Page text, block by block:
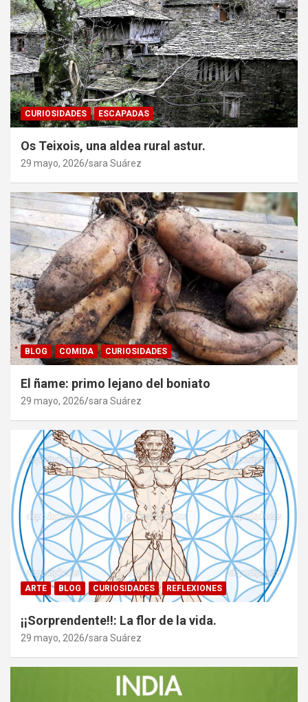
CURIOSIDADES ESCAPADAS
Os Teixois, una aldea rural astur.
29 mayo, 2026 sara Suárez
BLOG COMIDA CURIOSIDADES
El ñame: primo lejano del boniato
29 mayo, 2026 sara Suárez
ARTE BLOG CURIOSIDADES REFLEXIONES
¡¡Sorprendente!!: La flor de la vida.
29 mayo, 2026 sara Suárez